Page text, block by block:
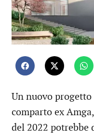
Un nuovo
comparto ex
del 2022 potrebbe